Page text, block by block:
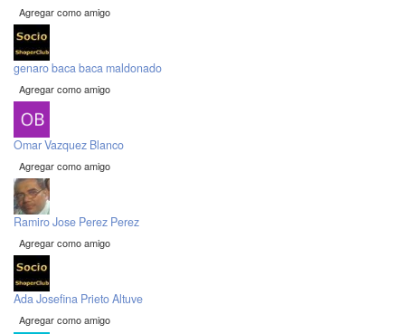
Agregar como amigo
genaro baca baca maldonado
Agregar como amigo
Omar Vazquez Blanco
Agregar como amigo
Ramiro Jose Perez Perez
Agregar como amigo
Ada Josefina Prieto Altuve
Agregar como amigo